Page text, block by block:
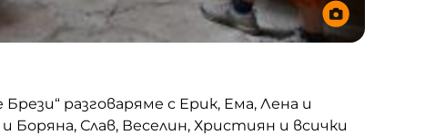
разговаряме с Ерик, Ема, Лена и
Боряна, Слав, Веселин, Християн и всички